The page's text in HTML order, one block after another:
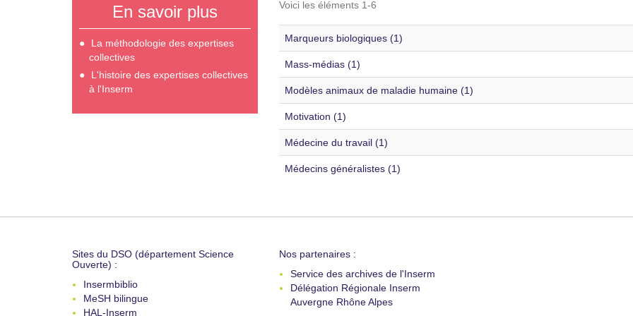
En savoir plus
La méthodologie des expertises
collectives
L'histoire des expertises collectives
à l'Inserm
Voici les éléments 1-6
Marqueurs biologiques (1)
Mass-médias (1)
Modèles animaux de maladie humaine (1)
Motivation (1)
Médecine du travail (1)
Médecins généralistes (1)
Sites du DSO (département Science
Ouverte) :
Insermbiblio
MeSH bilingue
HAL-Inserm
Nos partenaires :
Service des archives de l'Inserm
Délégation Régionale Inserm
Auvergne Rhône Alpes